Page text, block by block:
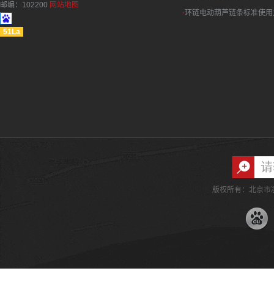
邮编：102200 网站地图
51La
·环链电动葫芦链条标准使
版权所有：北京